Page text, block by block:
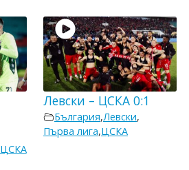
ЦСКА
Левски – ЦСКА 0:1
България,Левски,
Първа лига,ЦСКА